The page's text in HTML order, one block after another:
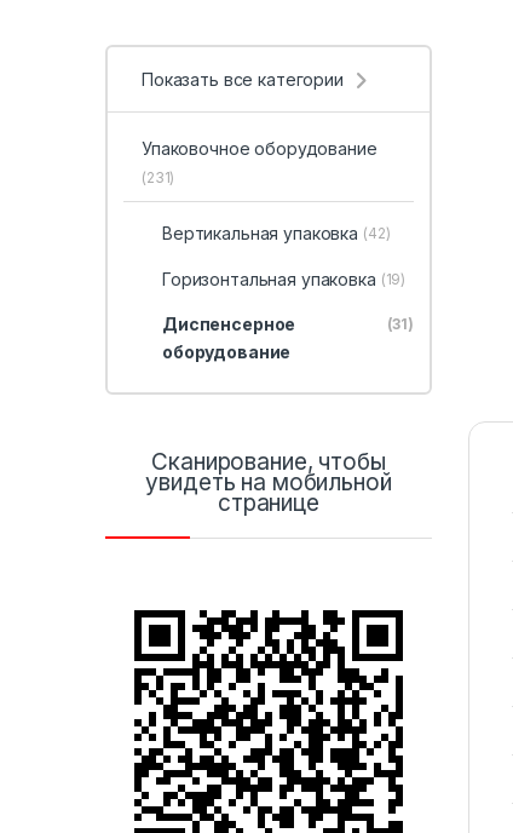
Показать все категории
Упаковочное оборудование
(231)
Вертикальная упаковка (42)
Горизонтальная упаковка (19)
Диспенсерное
оборудование
(31)
Сканирование, чтобы
увидеть на мобильной
странице